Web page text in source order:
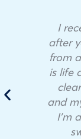
I
after
from
is life
and
I’m